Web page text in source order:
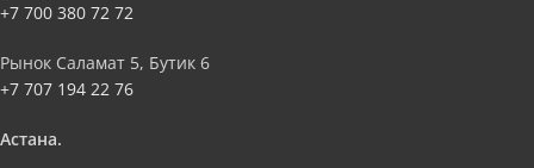
+7 700 380 72 72
Рынок Саламат 5, Бутик 6
+7 707 194 22 76
Астана.